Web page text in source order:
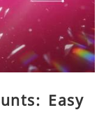
Easy